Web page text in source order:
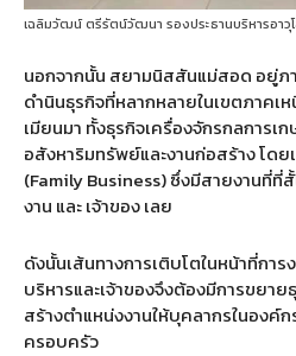
เฉลิมวัฒน์ ตรีรัตน์วัฒนา รองประธานบริหารอาวุ
นอกจากนั้น สยามนิสสันแม่สอด อยู่ภ
ดำนินธุรกิจที่หลากหลายในเขตภาคเ
เมียนมา ทั้งธุรกิจเครื่องจักรกลการเ
อสังหาริมทรัพย์และงานก่อสร้าง โด
(Family Business)ซึ่งมีสายงานที่ที่
งาน และ เจ้าของ เลย
ดังนั้นเส้นทางการเติบโตในหน้าที่กา
บริหารและเจ้าของจึงต้องมีการขยาย
สร้างตำแหน่งงานให้บุคลากรในองค์
ครอบครัว